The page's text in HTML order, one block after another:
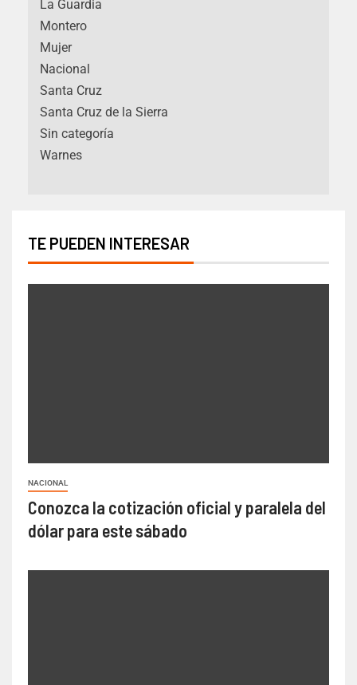
La Guardia
Montero
Mujer
Nacional
Santa Cruz
Santa Cruz de la Sierra
Sin categoría
Warnes
TE PUEDEN INTERESAR
NACIONAL
Conozca la cotización oficial y paralela del
dólar para este sábado